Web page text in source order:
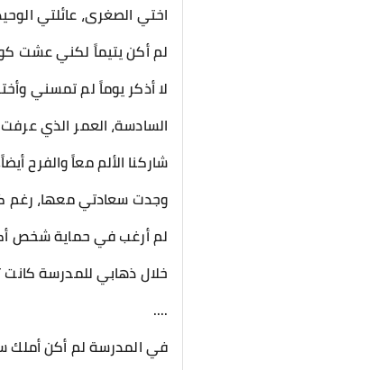
اختي الصغرى، عائلتي
لم أكن يتيماً لكني عشت
لا أذكر يوماً لم تمسني
السادسة، العمر الذي
شاركنا الألم معاً والفرح
وجدت سعادتي معها، رغم
لم أرغب في حماية شخص
خلال ذهابي للمدرسة كانت
....
في المدرسة لم أكن